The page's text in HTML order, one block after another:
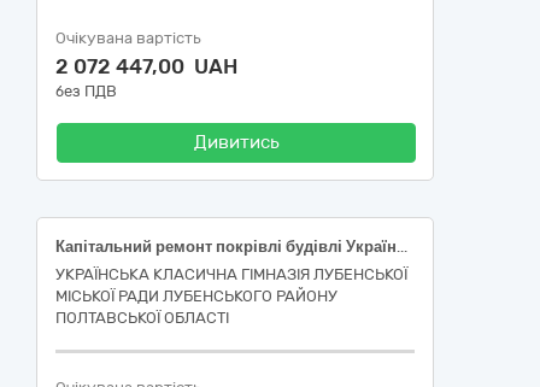
Очікувана вартість
2 072 447,00 UAH
без ПДВ
Дивитись
Капітальний ремонт покрівлі будівлі Української класичної гімназії ЛМР за адресою: Полтавська область, Лубенський район, м. Лубни, проспект Володимирський, 104/1 з впровадженням заходів з енергозбереження
УКРАЇНСЬКА КЛАСИЧНА ГІМНАЗІЯ ЛУБЕНСЬКОЇ
МІСЬКОЇ РАДИ ЛУБЕНСЬКОГО РАЙОНУ
ПОЛТАВСЬКОЇ ОБЛАСТІ